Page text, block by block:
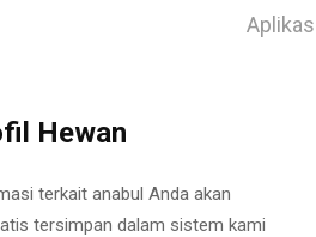
Hewan
terkait anabul Anda akan
tersimpan dalam sistem kami